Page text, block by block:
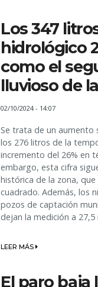
Los 347
hidrológico
como el
lluvioso de
02/10/2024 - 14:07
Se trata de un aumento
los 276 litros de la
incremento del 26% en
embargo, esta cifra
histórica de la zona,
cuadrado. Además, los
pozos de captación
dejan la medición a
LEER MÁS
El paro